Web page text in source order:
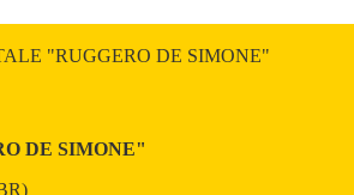
"RUGGERO DE SIMONE"
DE SIMONE"